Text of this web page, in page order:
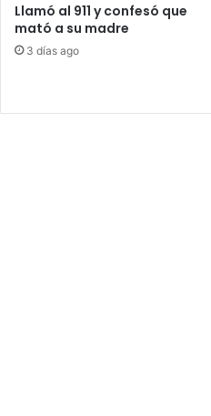
Llamó al 911 y confesó que
mató a su madre
3 días ago